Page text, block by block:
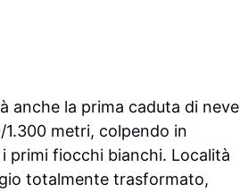
anche la prima caduta di neve
metri, colpendo in
primi fiocchi bianchi. Località
totalmente trasformato,